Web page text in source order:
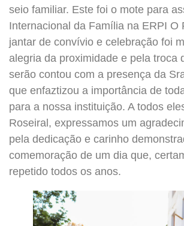
seio familiar. Este foi o mote para
Internacional da Família na ERPI O
jantar de convívio e celebração foi
alegria da proximidade e pela troca
serão contou com a presença da
que enfaztizou a importância de
para a nossa instituição. A todos
Roseiral, expressamos um
pela dedicação e carinho
comemoração de um dia que,
repetido todos os anos.